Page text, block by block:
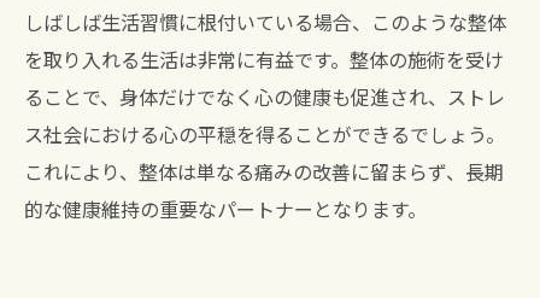
しばしば生活習慣に根付いている場合、このような整体
を取り入れる生活は非常に有益です。整体の施術を受け
ることで、身体だけでなく心の健康も促進され、ストレ
ス社会における心の平穏を得ることができるでしょう。
これにより、整体は単なる痛みの改善に留まらず、長期
的な健康維持の重要なパートナーとなります。